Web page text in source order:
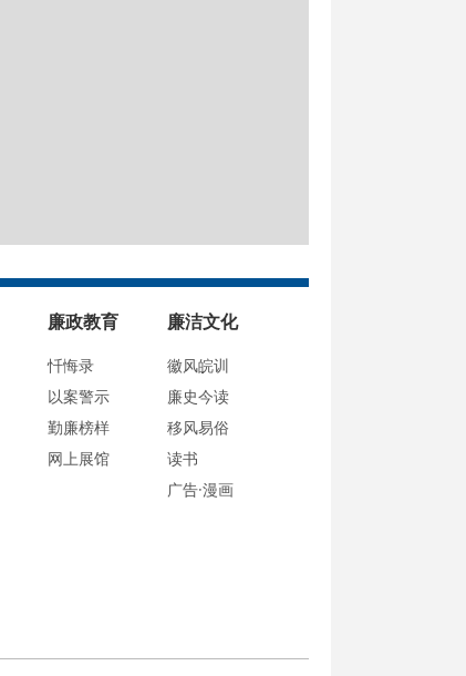
廉政教育
忏悔录
以案警示
勤廉榜样
网上展馆
廉洁文化
徽风皖训
廉史今读
移风易俗
读书
广告·漫画